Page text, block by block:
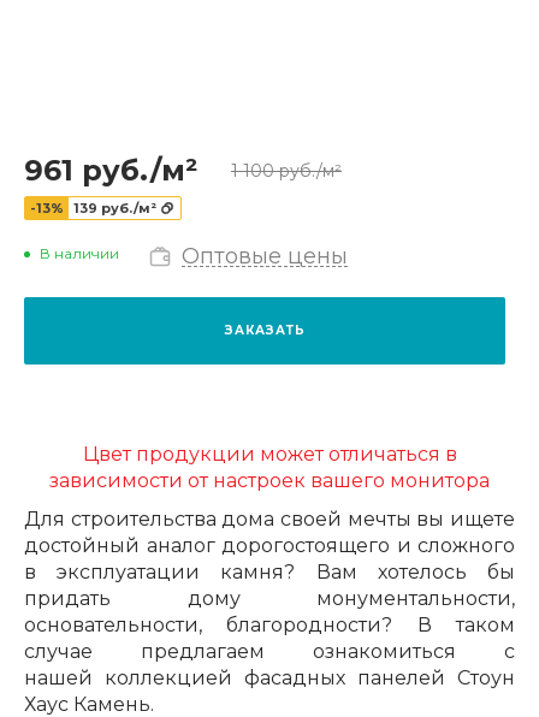
961 руб./м² 1 100 руб./м²
-13% 139 руб./м²
В наличии Оптовые цены
ЗАКАЗАТЬ
Цвет продукции может отличаться в
зависимости от настроек вашего монитора
Для строительства дома своей мечты вы ищете
достойный аналог дорогостоящего и сложного
в эксплуатации камня? Вам хотелось бы
придать дому монументальности,
основательности, благородности? В таком
случае предлагаем ознакомиться с
нашей коллекцией фасадных панелей
Стоун
Хаус Камень.